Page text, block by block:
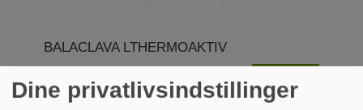
BALACLAVA LTHERMOAKTIV
120,00 kr.
Dine privatlivsindstillinger